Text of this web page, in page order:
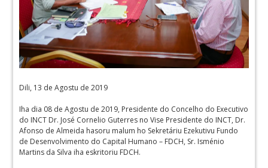
Dili, 13 de Agostu de 2019
Iha dia 08 de Agostu de 2019, Presidente do Concelho do Executivo
do INCT Dr. José Cornelio Guterres no Vise Presidente do INCT, Dr.
Afonso de Almeida hasoru malum ho Sekretáriu Ezekutivu Fundo
de Desenvolvimento do Capital Humano – FDCH, Sr. Isménio
Martins da Silva iha eskritoriu FDCH.